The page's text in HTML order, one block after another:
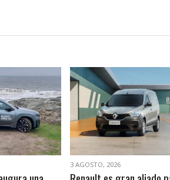
VER NOTA
3 AGOSTO, 2026